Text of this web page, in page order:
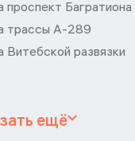
проспект Багратиона
трассы А-289
Витебской развязки
ещё